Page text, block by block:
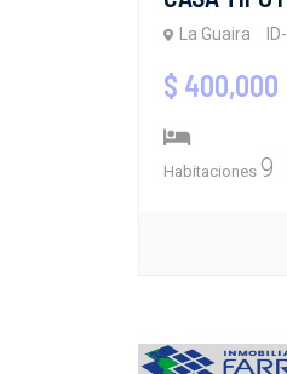
La Guaira
$ 400,000
Habitaciones 9